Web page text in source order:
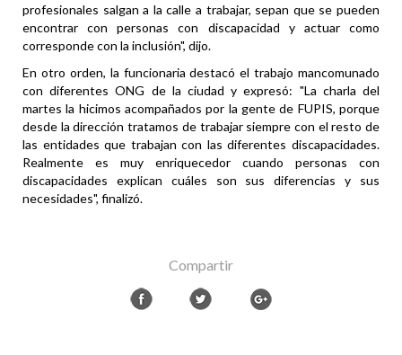
profesionales salgan a la calle a trabajar, sepan que se pueden
encontrar con personas con discapacidad y actuar como
corresponde con la inclusión", dijo.
En otro orden, la funcionaria destacó el trabajo mancomunado
con diferentes ONG de la ciudad y expresó: "La charla del
martes la hicimos acompañados por la gente de FUPIS, porque
desde la dirección tratamos de trabajar siempre con el resto de
las entidades que trabajan con las diferentes discapacidades.
Realmente es muy enriquecedor cuando personas con
discapacidades explican cuáles son sus diferencias y sus
necesidades", finalizó.
Compartir